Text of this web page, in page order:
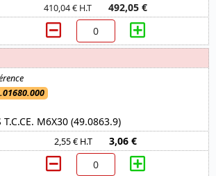
410,04 € H.T 492,05 €
T.C.CE. M6X30 (49.0863.9)
2,55 € H.T 3,06 €